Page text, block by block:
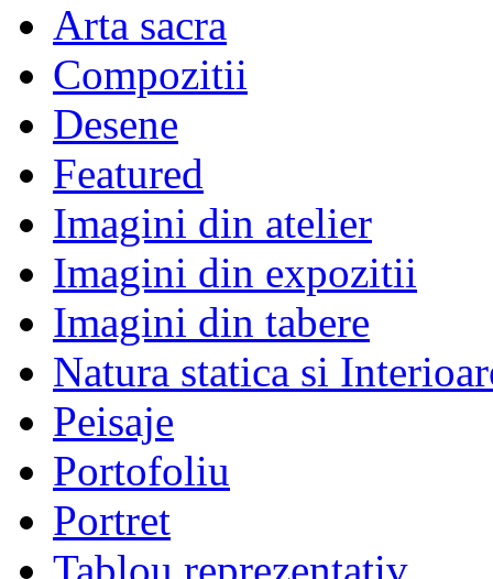
Arta sacra
Compozitii
Desene
Featured
Imagini din atelier
Imagini din expozitii
Imagini din tabere
Natura statica si
Peisaje
Portofoliu
Portret